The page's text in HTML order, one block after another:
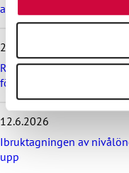
ö
r
d
e
n
a
s
av brott mot kollektivavtal
24.6.2026
Rekommendation till
företag om lönebetalning
12.6.2026
Ibruktagningen av
upp